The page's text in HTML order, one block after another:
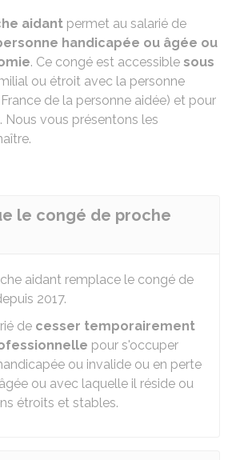
aidant permet au salarié de
handicapée ou âgée ou
. Ce congé est accessible sous
ou étroit avec la personne
de la personne aidée) et pour
. Nous vous présentons les
le congé de proche
aidant remplace le congé de
2017.
de cesser temporairement
pour s'occuper
ou invalide ou en perte
ou avec laquelle il réside ou
étroits et stables.